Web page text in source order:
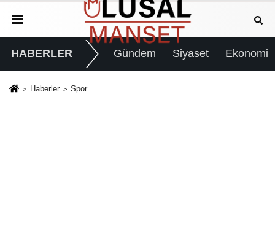
HABERLER Gündem Siyaset Ekonomi
Haberler Spor